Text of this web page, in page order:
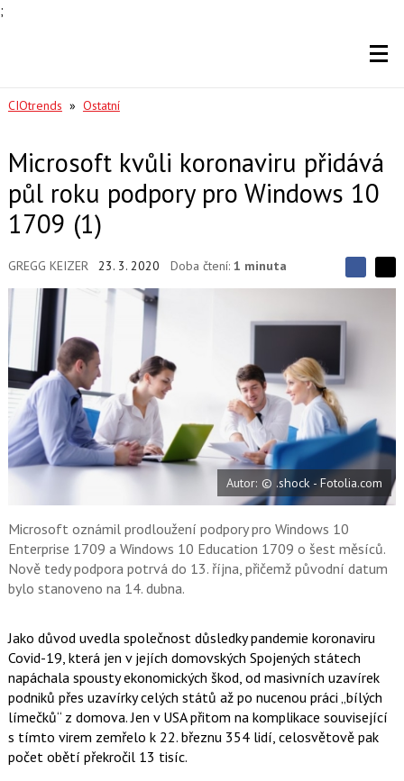
;
CIOtrends » Ostatní
Microsoft kvůli koronaviru přidává
půl roku podpory pro Windows 10
1709 (1)
GREGG KEIZER 23. 3. 2020 Doba čtení: 1 minuta
S
í
t
S
a
e
b
o
o
k
i
X
Autor: © .shock - Fotolia.com
Microsoft oznámil prodloužení podpory pro Windows 10
Enterprise 1709 a Windows 10 Education 1709 o šest měsíců.
Nově tedy podpora potrvá do 13. října, přičemž původní datum
bylo stanoveno na 14. dubna.
Jako důvod uvedla společnost důsledky pandemie koronaviru
Covid-19, která jen v jejích domovských Spojených státech
napáchala spousty ekonomických škod, od masivních uzavírek
podniků přes uzavírky celých států až po nucenou práci „bílých
límečků“ z domova. Jen v USA přitom na komplikace související
s tímto virem zemřelo k 22. březnu 354 lidí, celosvětově pak
počet obětí překročil 13 tisíc.